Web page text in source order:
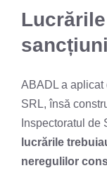
ABADL a
SRL, însă
Inspectoratul de
lucrările
neregulilor